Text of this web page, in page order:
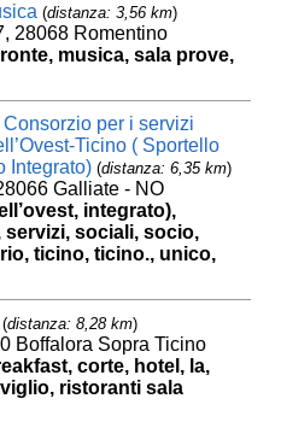
(distanza: 3,56 km)
28068 Romentino
musica, sala prove,
per i servizi
Ticino ( Sportello
Integrato) (distanza: 6,35 km)
Galliate - NO
integrato),
servizi, sociali, socio,
ticino, ticino., unico,
(distanza: 8,28 km)
Boffalora Sopra Ticino
corte, hotel, la,
ristoranti sala